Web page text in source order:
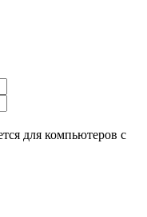
для компьютеров с